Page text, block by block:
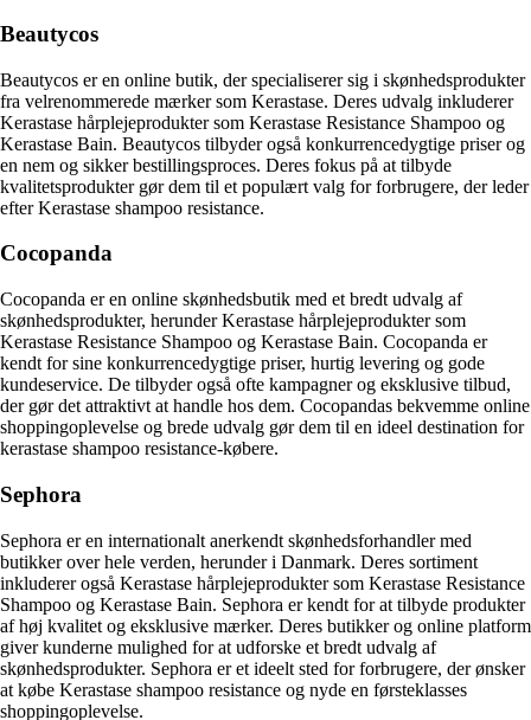
Beautycos
Beautycos er en online butik, der specialiserer sig i skønhedsprodukter
fra velrenommerede mærker som Kerastase. Deres udvalg inkluderer
Kerastase hårplejeprodukter som Kerastase Resistance Shampoo og
Kerastase Bain. Beautycos tilbyder også konkurrencedygtige priser og
en nem og sikker bestillingsproces. Deres fokus på at tilbyde
kvalitetsprodukter gør dem til et populært valg for forbrugere, der leder
efter Kerastase shampoo resistance.
Cocopanda
Cocopanda er en online skønhedsbutik med et bredt udvalg af
skønhedsprodukter, herunder Kerastase hårplejeprodukter som
Kerastase Resistance Shampoo og Kerastase Bain. Cocopanda er
kendt for sine konkurrencedygtige priser, hurtig levering og gode
kundeservice. De tilbyder også ofte kampagner og eksklusive tilbud,
der gør det attraktivt at handle hos dem. Cocopandas bekvemme online
shoppingoplevelse og brede udvalg gør dem til en ideel destination for
kerastase shampoo resistance-købere.
Sephora
Sephora er en internationalt anerkendt skønhedsforhandler med
butikker over hele verden, herunder i Danmark. Deres sortiment
inkluderer også Kerastase hårplejeprodukter som Kerastase Resistance
Shampoo og Kerastase Bain. Sephora er kendt for at tilbyde produkter
af høj kvalitet og eksklusive mærker. Deres butikker og online platform
giver kunderne mulighed for at udforske et bredt udvalg af
skønhedsprodukter. Sephora er et ideelt sted for forbrugere, der ønsker
at købe Kerastase shampoo resistance og nyde en førsteklasses
shoppingoplevelse.